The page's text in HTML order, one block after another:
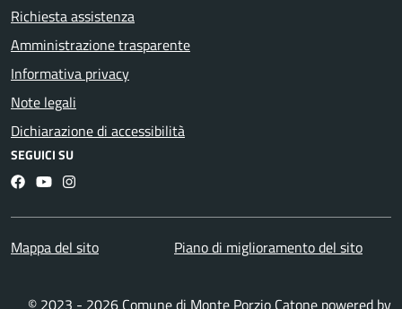
Richiesta assistenza
Amministrazione trasparente
Informativa privacy
Note legali
Dichiarazione di accessibilità
SEGUICI SU
Facebook
YouTubeInstagram
Mappa del sito Piano di miglioramento del sito
© 2023 - 2026 Comune di Monte Porzio Catone powered by